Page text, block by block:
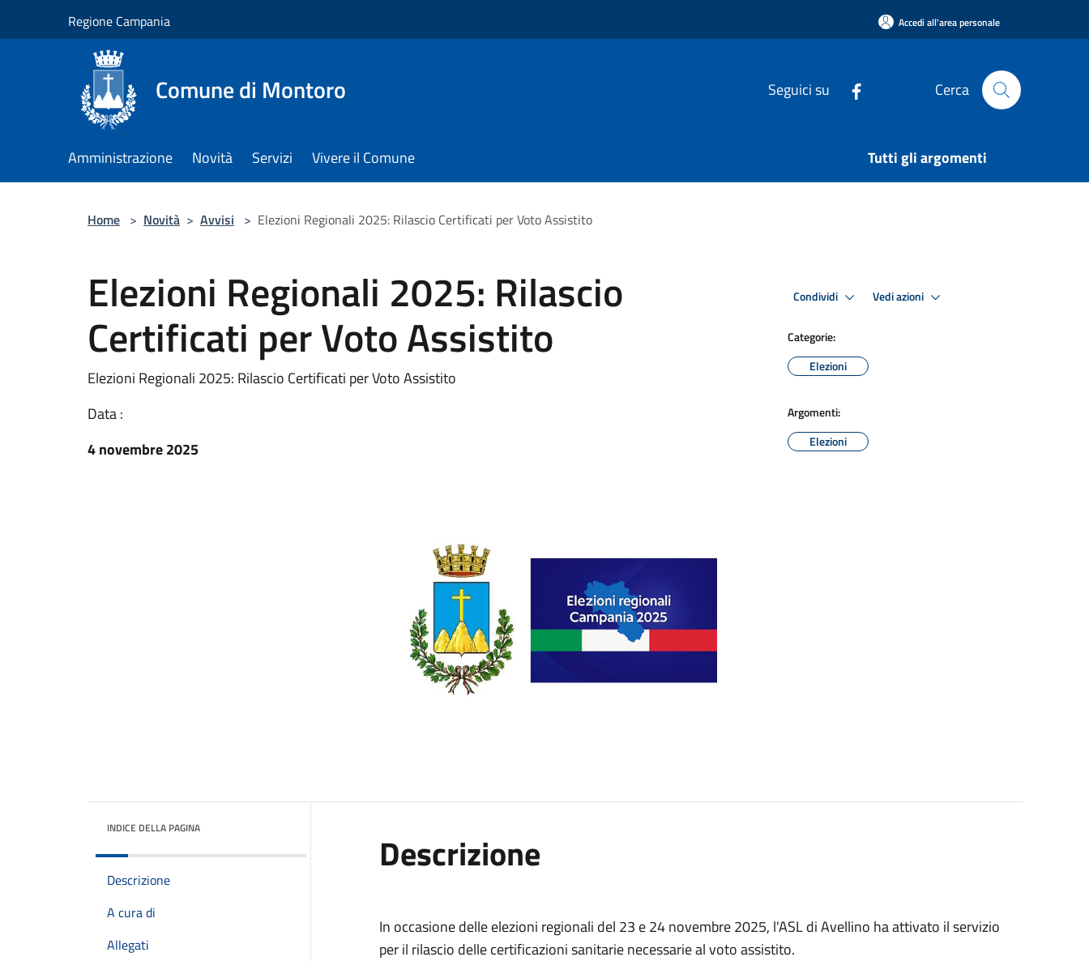
Regione Campania Accedi all'area personale
Comune di Montoro Seguici su Cerca
Amministrazione Novità Servizi Vivere il Comune Tutti gli argomenti
Home > Novità > Avvisi > Elezioni Regionali 2025: Rilascio Certificati per Voto Assistito
Elezioni Regionali 2025: Rilascio
Certificati per Voto Assistito
Elezioni Regionali 2025: Rilascio Certificati per Voto Assistito
Data :
4 novembre 2025
Condividi Vedi azioni
Categorie:
Elezioni
Argomenti:
Elezioni
INDICE DELLA PAGINA
Descrizione
A cura di
Allegati
Descrizione
In occasione delle elezioni regionali del 23 e 24 novembre 2025, l'ASL di Avellino ha attivato il servizio
per il rilascio delle certificazioni sanitarie necessarie al voto assistito.